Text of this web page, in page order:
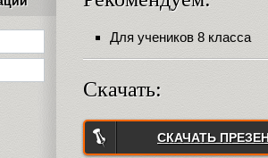
Для учеников 8 класса
Скачать:
СКАЧАТЬ